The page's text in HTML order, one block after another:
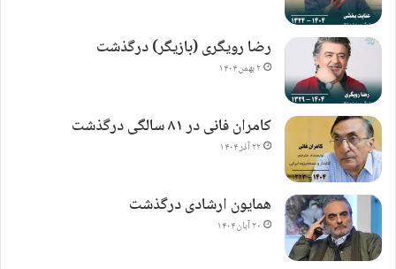
رضا رویگری (بازیگر) درگذشت
۲ بهمن ۱۴۰۴
کامران فانی در ۸۱ سالگی درگذشت
۲۲ آذر ۱۴۰۴
همایون ارشادی درگذشت
۲۰ آبان ۱۴۰۴